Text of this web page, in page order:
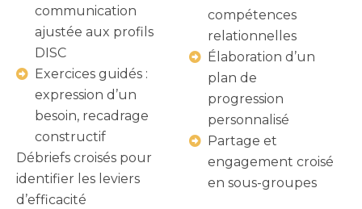
communication
ajustée aux profils
DISC
Exercices guidés :
expression d’un
besoin, recadrage
constructif
Débriefs croisés pour
identifier les leviers
d’efficacité
compétences
relationnelles
Élaboration d’un
plan de
progression
personnalisé
Partage et
engagement croisé
en sous-groupes